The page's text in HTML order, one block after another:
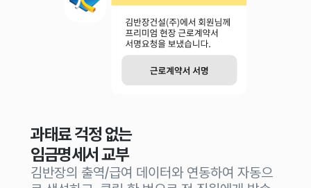
과태료 걱정 없는
임금명세서 교부
김반장의 출역/급여 데이터와 연동하여 자동으